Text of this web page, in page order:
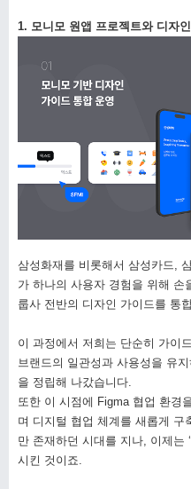
1. 모니모 원앱 프로젝트와 디자인
삼성화재를 비롯해서 삼성카드,
가 하나의 사용자 경험을 위해 손
룹사 전반의 디자인 가이드를 통
이 과정에서 저희는 단순히 가이
브랜드의 일관성과 사용성을 유
을 정립해 나갔습니다.
또한 이 시점에 Figma 협업 환경
며 디지털 협업 체계를 새롭게 구
만 존재하던 시대를 지나, 이제는
시킨 것이죠.